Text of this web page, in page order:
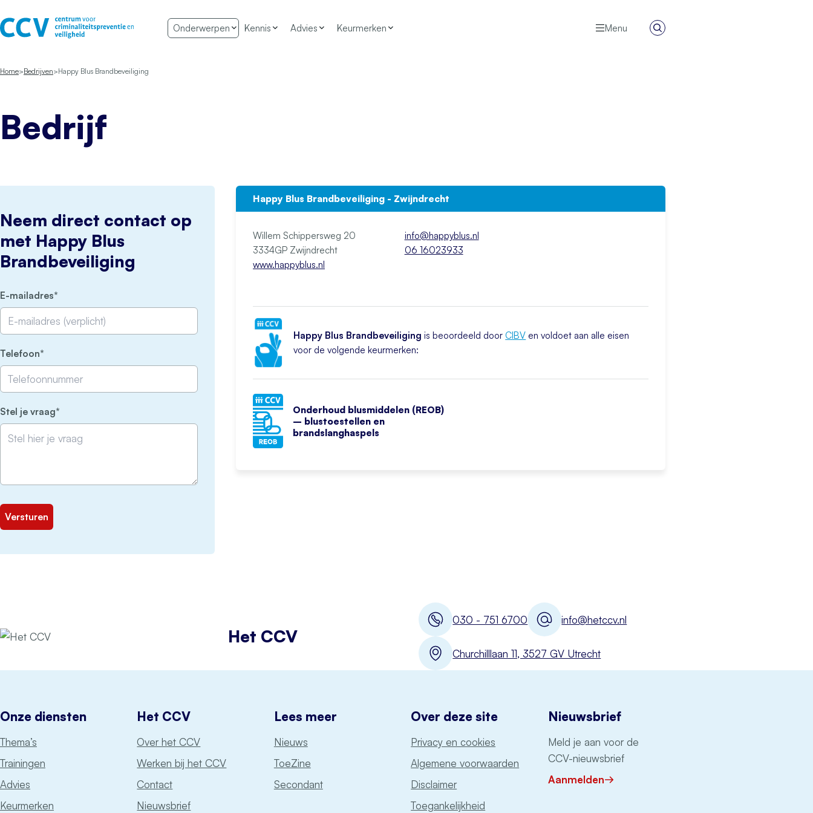
Onderwerpen Kennis Advies Keurmerken Menu
Zoeken
Home Bedrijven Happy Blus Brandbeveiliging
Bedrijf
Neem direct contact op
met Happy Blus
Brandbeveiliging
E-mailadres
Telefoon
Stel je vraag
Happy Blus Brandbeveiliging - Zwijndrecht
Willem Schippersweg 20
3334GP Zwijndrecht
www.happyblus.nl
info@happyblus.nl
06 16023933
Happy Blus Brandbeveiliging is beoordeeld door CIBV en voldoet aan alle eisen
voor de volgende keurmerken:
Onderhoud blusmiddelen (REOB)
– blustoestellen en
brandslanghaspels
030 - 751 6700 info@hetccv.nl
Churchilllaan 11, 3527 GV Utrecht
Het CCV
Onze diensten
Thema’s
Trainingen
Advies
Keurmerken
Het CCV
Over het CCV
Werken bij het CCV
Contact
Nieuwsbrief
Lees meer
Nieuws
ToeZine
Secondant
Over deze site
Privacy en cookies
Algemene voorwaarden
Disclaimer
Toegankelijkheid
Nieuwsbrief
Meld je aan voor de
CCV-nieuwsbrief
Aanmelden